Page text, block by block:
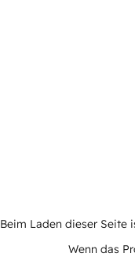
Beim Laden dieser Seite
Wenn das